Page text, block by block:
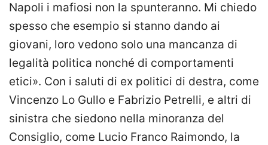
Napoli i mafiosi non la spunteranno. Mi chiedo
spesso che esempio si stanno dando ai
giovani, loro vedono solo una mancanza di
legalità politica nonché di comportamenti
etici». Con i saluti di ex politici di destra, come
Vincenzo Lo Gullo e Fabrizio Petrelli, e altri di
sinistra che siedono nella minoranza del
Consiglio, come Lucio Franco Raimondo, la